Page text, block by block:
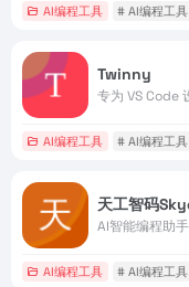
AI编程工具 # AI编程工具
Twinny
专为 VS Code
AI编程工具 # AI编程工具
天工智码
AI智能编程助
AI编程工具 # AI编程工具